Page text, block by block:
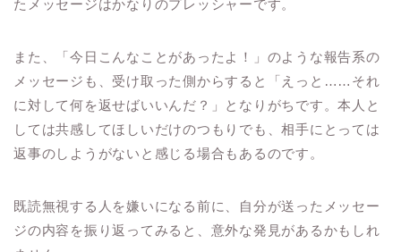
たメッセージはかなりのプレッシャーです。
また、「今日こんなことがあったよ！」のような報告系の
メッセージも、受け取った側からすると「えっと……それ
に対して何を返せばいいんだ？」となりがちです。本人と
しては共感してほしいだけのつもりでも、相手にとっては
返事のしようがないと感じる場合もあるのです。
既読無視する人を嫌いになる前に、自分が送ったメッセー
ジの内容を振り返ってみると、意外な発見があるかもしれ